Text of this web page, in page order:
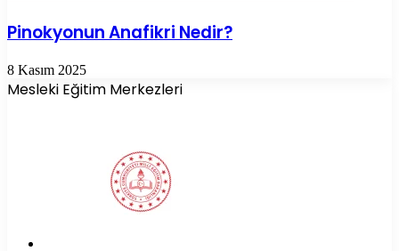
Pinokyonun Anafikri Nedir?
8 Kasım 2025
Mesleki Eğitim Merkezleri